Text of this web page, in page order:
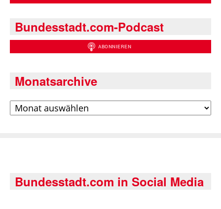
Bundesstadt.com-Podcast
Monatsarchive
Archiv
Bundesstadt.com in Social Media